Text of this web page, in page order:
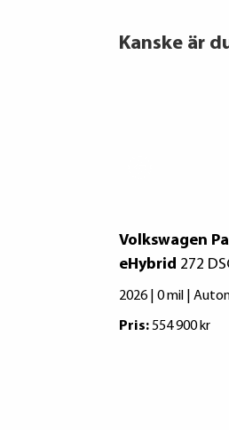
Kanske är
Volkswagen
eHybrid 272
2026 | 0 mil |
Pris:554 900 kr